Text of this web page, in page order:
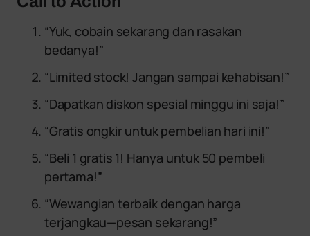
“Yuk, cobain sekarang dan rasakan
bedanya!”
“Limited stock! Jangan sampai kehabisan!”
“Dapatkan diskon spesial minggu ini saja!”
“Gratis ongkir untuk pembelian hari ini!”
“Beli 1 gratis 1! Hanya untuk 50 pembeli
pertama!”
“Wewangian terbaik dengan harga
terjangkau—pesan sekarang!”